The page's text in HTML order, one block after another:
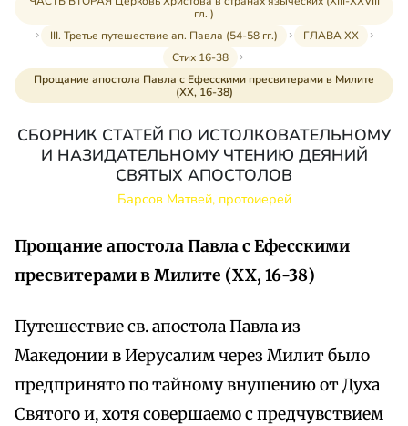
гл. )
III. Третье путешествие ап. Павла (54-58 гг.)
ГЛАВА XX
Стих 16-38
Прощание апостола Павла с Ефесскими пресвитерами в Милите
(XX, 16-38)
СБОРНИК СТАТЕЙ ПО ИСТОЛКОВАТЕЛЬНОМУ
И НАЗИДАТЕЛЬНОМУ ЧТЕНИЮ ДЕЯНИЙ
СВЯТЫХ АПОСТОЛОВ
Барсов Матвей, протоиерей
Прощание апостола Павла с Ефесскими
пресвитерами в Милите (XX, 16-38)
Путешествие св. апостола Павла из
Македонии в Иерусалим через Милит было
предпринято по тайному внушению от Духа
Святого и, хотя совершаемо с предчувствием